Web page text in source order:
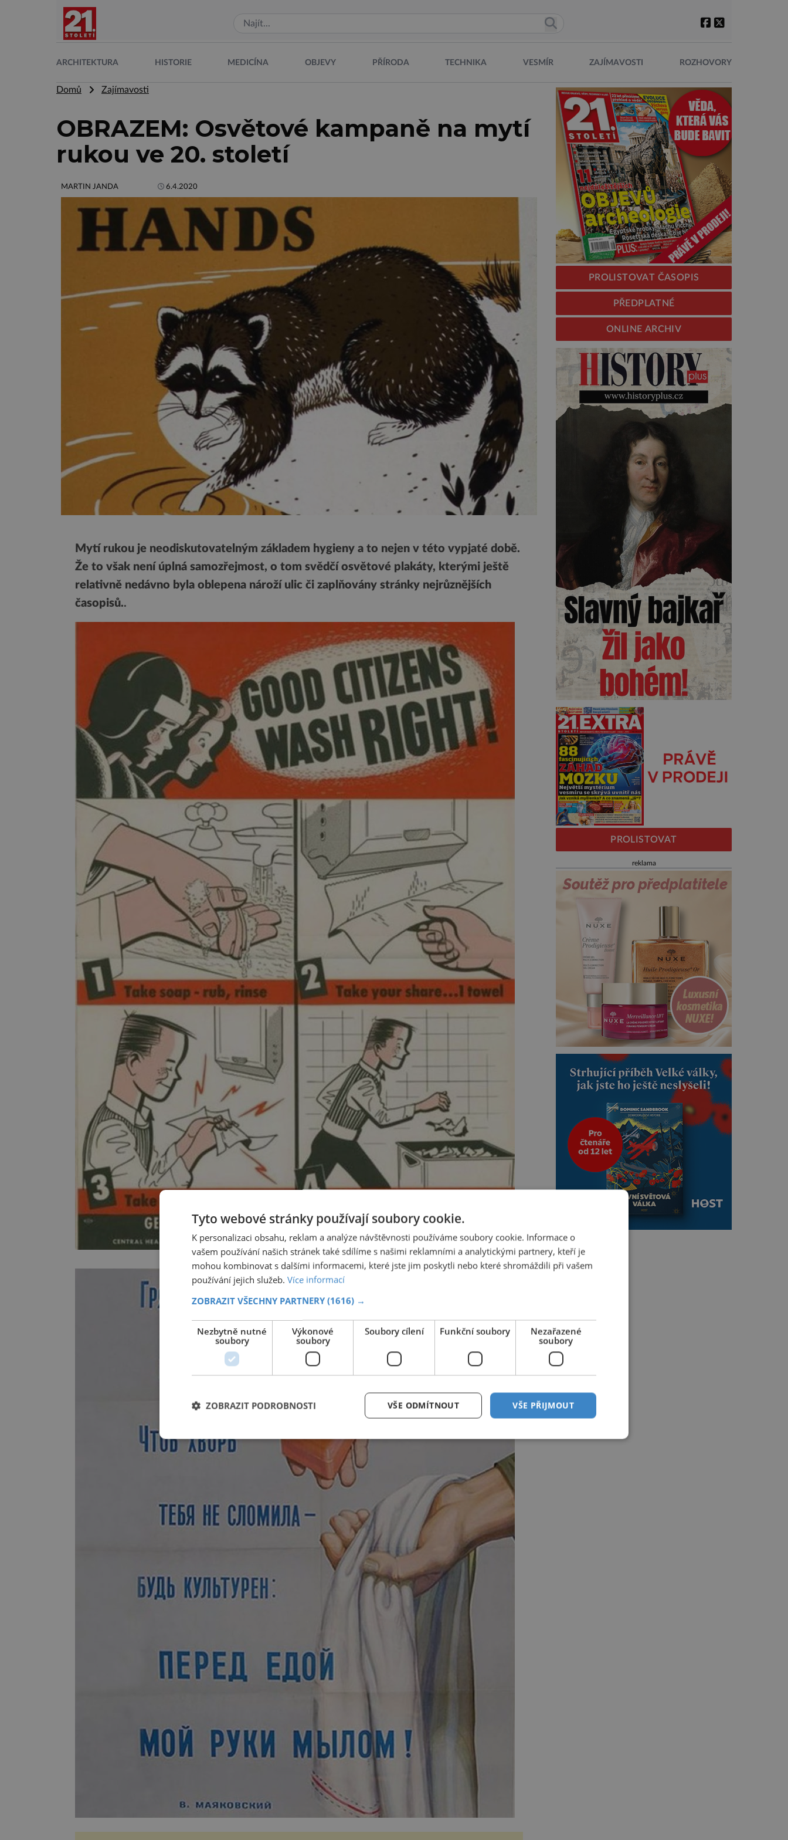
ARCHITEKTURA HISTORIE MEDICÍNA OBJEVY PŘÍRODA TECHNIKA VESMÍR ZAJÍMAVOSTI ROZHOVORY
Domů Zajímavosti
OBRAZEM: Osvětové kampaně na mytí
rukou ve 20. století
MARTIN JANDA 6.4.2020
Mytí rukou je neodiskutovatelným základem hygieny a to nejen v této vypjaté době.
Že to však není úplná samozřejmost, o tom svědčí osvětové plakáty, kterými ještě
relativně nedávno byla oblepena nároží ulic či zaplňovány stránky nejrůznějších
časopisů..
PROLISTOVAT ČASOPIS
PŘEDPLATNÉ
ONLINE ARCHIV
PROLISTOVAT
reklama
Tyto webové stránky používají soubory cookie.
K personalizaci obsahu, reklam a analýze návštěvnosti používáme soubory cookie. Informace o
vašem používání našich stránek také sdílíme s našimi reklamními a analytickými partnery, kteří je
mohou kombinovat s dalšími informacemi, které jste jim poskytli nebo které shromáždili při vašem
používání jejich služeb. Více informací
ZOBRAZIT VŠECHNY PARTNERY (1616) →
Nezbytně nutné
soubory
Výkonové
soubory
Soubory cílení Funkční soubory
Nezařazené
soubory
VŠE PŘIJMOUT
VŠE ODMÍTNOUT
ZOBRAZIT PODROBNOSTI